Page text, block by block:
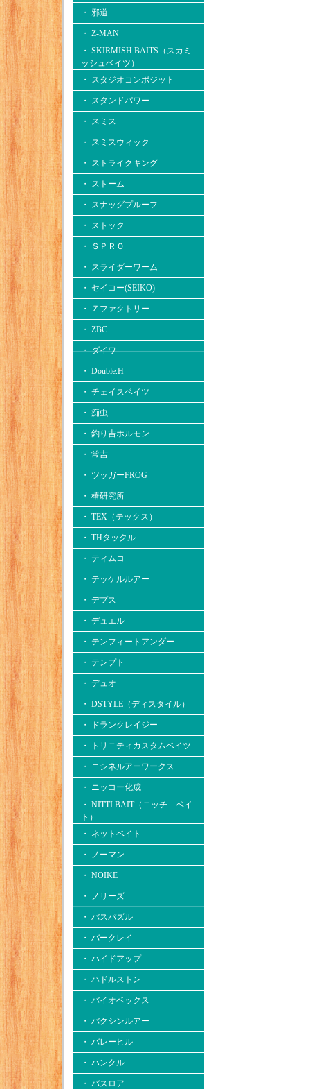
・ 邪道
・ Z-MAN
・ SKIRMISH BAITS（スカミ
ッシュベイツ）
・ スタジオコンポジット
・ スタンドパワー
・ スミス
・ スミスウィック
・ ストライクキング
・ ストーム
・ スナッグプルーフ
・ ストック
・ ＳＰＲＯ
・ スライダーワーム
・ セイコー(SEIKO)
・ Ｚファクトリー
・ ZBC
・ ダイワ
・ Double.H
・ チェイスベイツ
・ 痴虫
・ 釣り吉ホルモン
・ 常吉
・ ツッガーFROG
・ 椿研究所
・ TEX（テックス）
・ THタックル
・ ティムコ
・ テッケルルアー
・ デプス
・ デュエル
・ テンフィートアンダー
・ テンプト
・ デュオ
・ DSTYLE（ディスタイル）
・ ドランクレイジー
・ トリニティカスタムベイツ
・ ニシネルアーワークス
・ ニッコー化成
・ NITTI BAIT（ニッチ ベイ
ト）
・ ネットベイト
・ ノーマン
・ NOIKE
・ ノリーズ
・ バスパズル
・ バークレイ
・ ハイドアップ
・ ハドルストン
・ バイオベックス
・ バクシンルアー
・ バレーヒル
・ ハンクル
・ バスロア